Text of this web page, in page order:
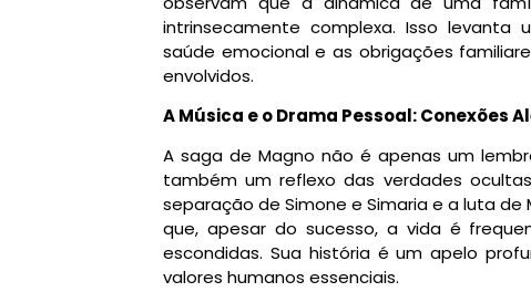
intrinsecamente complexa. Isso
saúde emocional e as obrigações
envolvidos.
A Música e o Drama Pessoal: Conexões
A saga de Magno não é apenas um
também um reflexo das verdades
separação de Simone e Simaria e a luta
que, apesar do sucesso, a vida é
escondidas. Sua história é um apelo
valores humanos essenciais.